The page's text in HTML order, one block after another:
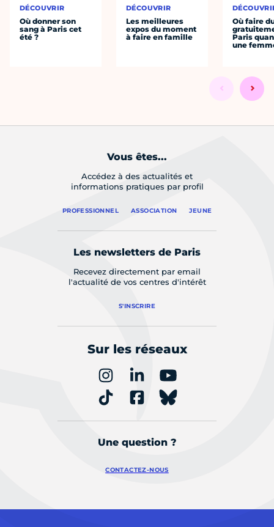
DÉCOUVRIR
Où donner son
sang à Paris cet
été ?
DÉCOUVRIR
Les meilleures
expos du moment
à faire en famille
Où faire
Paris
une
Vous êtes...
Accédez à des actualités et
informations pratiques par profil
PROFESSIONNEL ASSOCIATION JEUNE
Les newsletters de Paris
Recevez directement par email
l'actualité de vos centres d'intérêt
S'INSCRIRE
Sur les réseaux
Une question ?
CONTACTEZ-NOUS